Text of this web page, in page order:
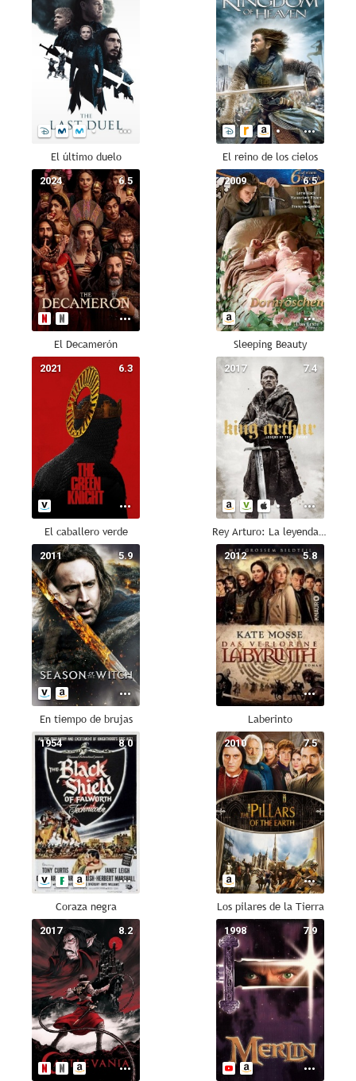
El último duelo El reino de los cielos
6.5
2024
El Decamerón
6.5
2009
Sleeping Beauty
6.3
2021
El caballero verde
7.4
2017
Rey Arturo: La leyenda de Excalibur
5.9
2011
En tiempo de brujas
5.8
2012
Laberinto
8.0
1954
Coraza negra
7.5
2010
Los pilares de la Tierra
8.2
2017 7.9
1998